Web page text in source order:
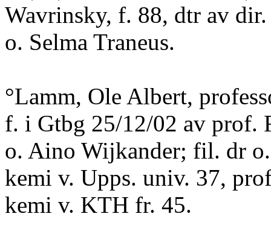
Wavrinsky, f. 88, dtr av
o. Selma Traneus.
°Lamm, Ole Albert,
f. i Gtbg 25/12/02 av prof.
o. Aino Wijkander; fil. dr
kemi v. Upps. univ. 37,
kemi v. KTH fr. 45.